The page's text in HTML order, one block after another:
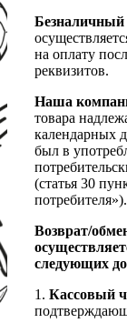
Безналичный
на оплату
реквизитов.
Наша
товара
календарных
был в
(статья 30
потребителя»).
Возврат/
следующих
1. Кассовый